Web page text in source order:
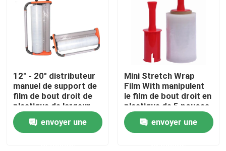
Ruban adhésif de PVC
Petit pain enorme de bande de BOPP
Ruban adhésif de fibre de verre
Petit pain de film de bout droit
12" - 20" distributeur
manuel de support de
film de bout droit de
plastique de largeur
de pouce 300-500mm
d'emballage coloré
transparent de feuille
envoyer une
Mini Stretch Wrap
Film With manipulent
le film de bout droit en
plastique de 5 pouces
avec les poignées
tournantes pour
l'enveloppe de palette
envoyer une